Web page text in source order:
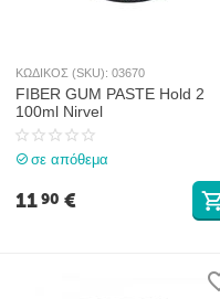
ΚΩΔΙΚΟΣ (SKU): 03670
FIBER GUM PASTE Hold 2
100ml Nirvel
σε απόθεμα
1190 €